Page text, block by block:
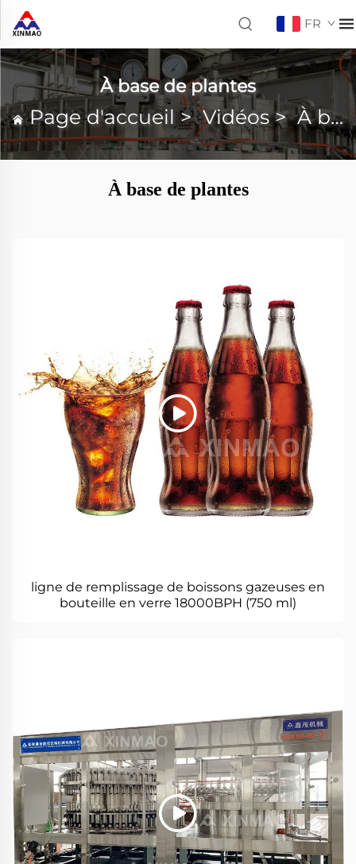
FR
À base de plantes
Page d'accueil>Vidéos>À base de plantes
À base de plantes
ligne de remplissage de boissons gazeuses en
bouteille en verre 18000BPH (750 ml)